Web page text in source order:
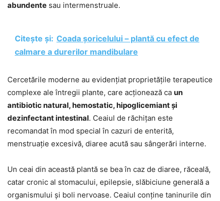
abundente sau intermenstruale.
Citește și: Coada șoricelului – plantă cu efect de
calmare a durerilor mandibulare
Cercetările moderne au evidențiat proprietățile terapeutice
complexe ale întregii plante, care acționează ca un
antibiotic natural, hemostatic, hipoglicemiant și
dezinfectant intestinal. Ceaiul de răchițan este
recomandat în mod special în cazuri de enterită,
menstruație excesivă, diaree acută sau sângerări interne.
Un ceai din această plantă se bea în caz de diaree, răceală,
catar cronic al stomacului, epilepsie, slăbiciune generală a
organismului și boli nervoase. Ceaiul conține taninurile din